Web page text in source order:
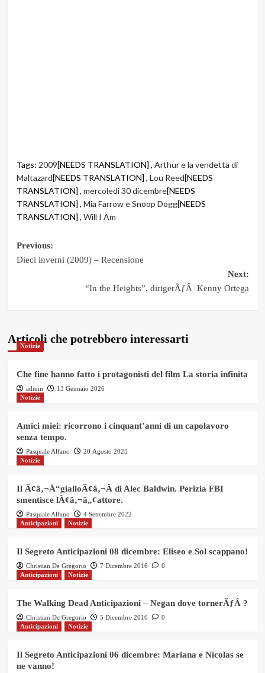
Tags: 2009[NEEDS TRANSLATION] , Arthur e la vendetta di
Maltazard[NEEDS TRANSLATION] , Lou Reed[NEEDS
TRANSLATION] , mercoledi 30 dicembre[NEEDS
TRANSLATION] , Mia Farrow e Snoop Dogg[NEEDS
TRANSLATION] , Will I Am
Post
Previous:
Dieci inverni (2009) – Recensione
Next:
“In the Heights”, dirigerÃƒÂ Kenny Ortega
Articoli che potrebbero interessarti
Notizie
Che fine hanno fatto i protagonisti del film La storia infinita
admin
13 Gennaio 2026
Notizie
Amici miei: ricorrono i cinquant’anni di un capolavoro
senza tempo.
Pasquale Alfano
20 Agosto 2025
Notizie
Il Ã¢â‚¬Å“gialloÃ¢â‚¬Â di Alec Baldwin. Perizia FBI
smentisce lÃ¢â‚¬â„¢attore.
Pasquale Alfano
4 Settembre 2022
Anticipazioni
Notizie
Il Segreto Anticipazioni 08 dicembre: Eliseo e Sol scappano!
Christian De Gregorio 7 Dicembre 2016
0
Anticipazioni
Notizie
The Walking Dead Anticipazioni – Negan dove tornerÃƒÂ ?
Christian De Gregorio 5 Dicembre 2016
0
Anticipazioni
Notizie
Il Segreto Anticipazioni 06 dicembre: Mariana e Nicolas se
ne vanno!